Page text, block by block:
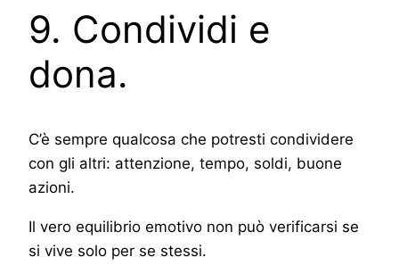
9. Condividi e
dona.
C’è sempre qualcosa che potresti condividere
con gli altri: attenzione, tempo, soldi, buone
azioni.
Il vero equilibrio emotivo non può verificarsi se
si vive solo per se stessi.